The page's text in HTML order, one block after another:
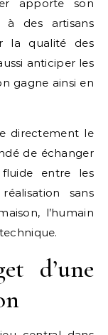
apporte son
à des artisans
la qualité des
anticiper les
gagne ainsi en
directement le
de échanger
entre les
sans
l’humain
d’une